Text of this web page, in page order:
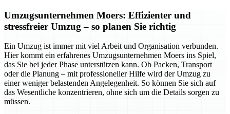
Umzugsunternehmen Moers: Effizienter und
stressfreier Umzug – so planen Sie richtig
Ein Umzug ist immer mit viel Arbeit und Organisation verbunden.
Hier kommt ein erfahrenes Umzugsunternehmen Moers ins Spiel,
das Sie bei jeder Phase unterstützen kann. Ob Packen, Transport
oder die Planung – mit professioneller Hilfe wird der Umzug zu
einer weniger belastenden Angelegenheit. So können Sie sich auf
das Wesentliche konzentrieren, ohne sich um die Details sorgen zu
müssen.